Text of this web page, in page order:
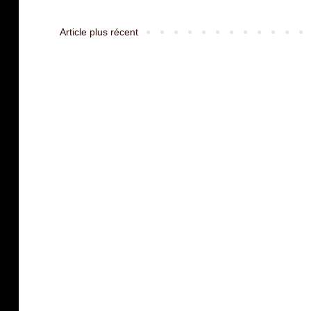
Article plus récent